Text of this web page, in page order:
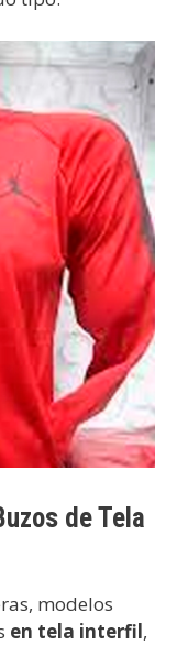
de Tela
modelos
en tela interfil,